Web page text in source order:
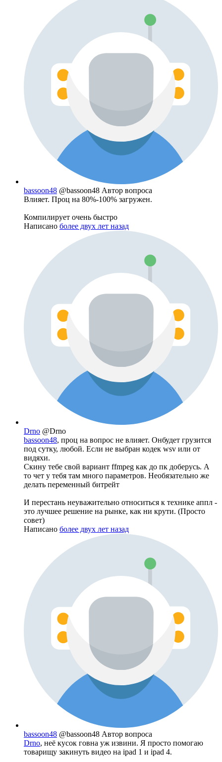
bassoon48 @bassoon48 Автор вопроса
Влияет. Проц на 80%-100% загружен.
Компилирует очень быстро
Написано более двух лет назад
Drno @Drno
bassoon48, проц на вопрос не влияет. Онбудет грузится
под сутку, любой. Если не выбран кодек wsv или от
видяхи.
Скину тебе свой вариант ffmpeg как до пк доберусь. А
то чет у тебя там много параметров. Необязательно же
делать переменный битрейт
И перестань неуважительно относиться к технике аппл -
это лучшее решение на рынке, как ни крути. (Просто
совет)
Написано более двух лет назад
bassoon48 @bassoon48 Автор вопроса
Drno, неё кусок говна уж извини. Я просто помогаю
товарищу закинуть видео на ipad 1 и ipad 4.